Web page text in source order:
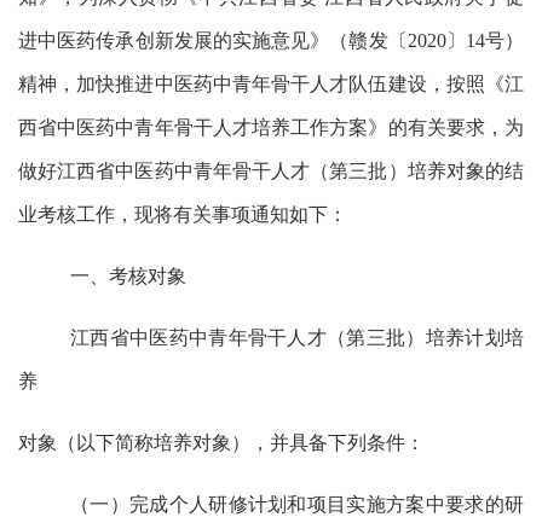
进中医药传承创新发展的实施意见》（赣发〔 2020〕 14号）
精神，加快推进中医药中青年骨干人才队伍建设，按照《江
西省中医药中青年骨干人才培养工作方案》的有关要求，为
做好江西省中医药中青年骨干人才（第三批）培养对象的结
业考核工作，现将有关事项通知如下：
一、考核对象
江西省中医药中青年骨干人才（第三批）培养计划培
养
对象（以下简称培养对象），并具备下列条件：
（一）完成个人研修计划和项目实施方案中要求的研